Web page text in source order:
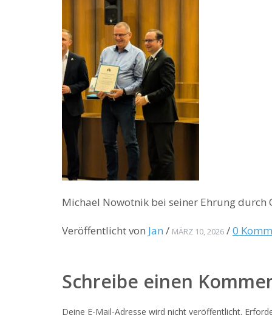
Michael Nowotnik bei seiner Ehrung durch
Veröffentlicht von Jan / MÄRZ 10, 2026 /0
Schreibe einen
Deine E-Mail-Adresse wird nicht veröffentlicht.